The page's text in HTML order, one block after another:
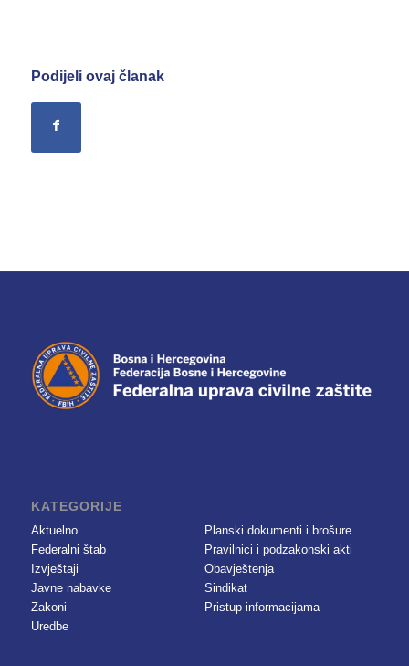
Podijeli ovaj članak
KATEGORIJE
Aktuelno
Federalni štab
Izvještaji
Javne nabavke
Zakoni
Uredbe
Planski dokumenti i brošure
Pravilnici i podzakonski akti
Obavještenja
Sindikat
Pristup informacijama